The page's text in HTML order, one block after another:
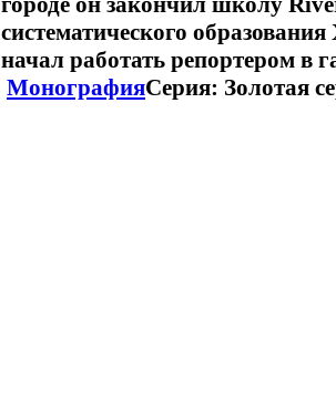
систематического
начал работать репортером в
МонографияСерия: Золотая